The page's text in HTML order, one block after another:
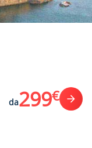
da299€